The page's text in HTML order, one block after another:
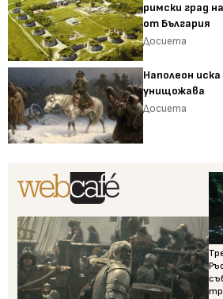
римски град
от България
Досиета
Наполеон
унищожава
Досиета